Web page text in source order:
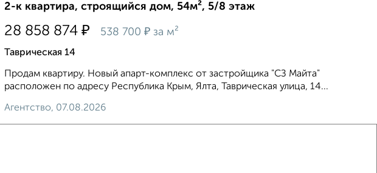
2-к квартира, строящийся дом, 54м², 5/8 этаж
28 858 874 ₽ 538 700 ₽ за м²
Таврическая 14
Продам квартиру. Новый апарт-комплекс от застройщика "СЗ Майта"
расположен по адресу Республика Крым, Ялта, Таврическая улица, 14...
Агентство, 07.08.2026